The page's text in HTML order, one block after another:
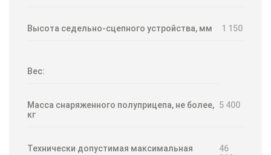
Высота седельно-сцепного устройства, мм 1 150
Вес:
Масса снаряженного полуприцепа, не более,
кг
5 400
Технически допустимая максимальная
46